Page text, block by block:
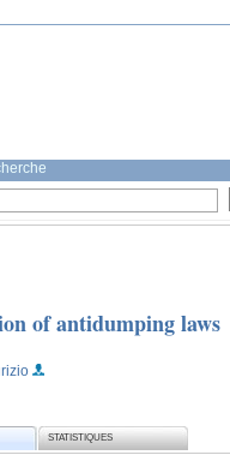
of antidumping laws
STATISTIQUES